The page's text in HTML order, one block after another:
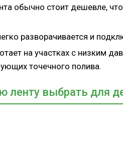
обычно стоит дешевле,
разворачивается и
на участках с низким
точечного полива.
ленту выбрать для